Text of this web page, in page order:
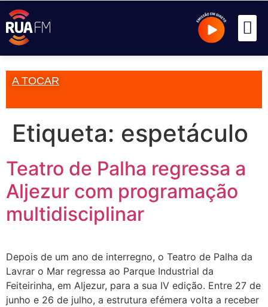
A TOCAR
Etiqueta: espetáculo
Teatro de Palha regressa a
Aljezur com programação
multidisciplinar
Depois de um ano de interregno, o Teatro de Palha da
Lavrar o Mar regressa ao Parque Industrial da
Feiteirinha, em Aljezur, para a sua IV edição. Entre 27 de
junho e 26 de julho, a estrutura efémera volta a receber